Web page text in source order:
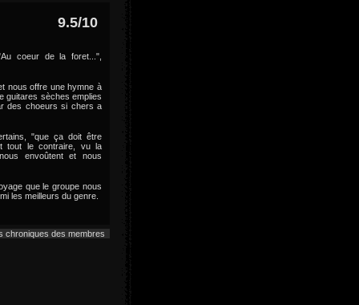
9.5/10
coeur de la foret...",
nous offre une hymne à
guitares sèches emplies
des choeurs si chers a
"que ça doit être
tout le contraire, vu la
envoûtent et nous
que le groupe nous
les meilleurs du genre.
chroniques des membres